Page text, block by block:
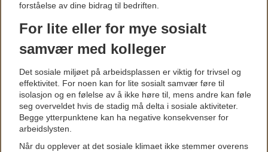
forståelse av dine bidrag til bedriften.
For lite eller for mye sosialt
samvær med kolleger
Det sosiale miljøet på arbeidsplassen er viktig for trivsel og
effektivitet. For noen kan for lite sosialt samvær føre til
isolasjon og en følelse av å ikke høre til, mens andre kan føle
seg overveldet hvis de stadig må delta i sosiale aktiviteter.
Begge ytterpunktene kan ha negative konsekvenser for
arbeidslysten.
Når du opplever at det sosiale klimaet ikke stemmer overens